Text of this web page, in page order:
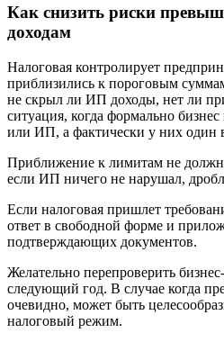
Как снизить риски
доходам
Налоговая контролирует
приблизились к пороговым
не скрыл ли ИП доходы, нет ли
ситуация, когда формально
или ИП, а фактически у них один
Приближение к лимитам не
если ИП ничего не нарушал,
Если налоговая пришлет
ответ в свободной форме и
подтверждающих документов.
Желательно перепроверить
следующий год. В случае когда
очевидно, может быть
налоговый режим.